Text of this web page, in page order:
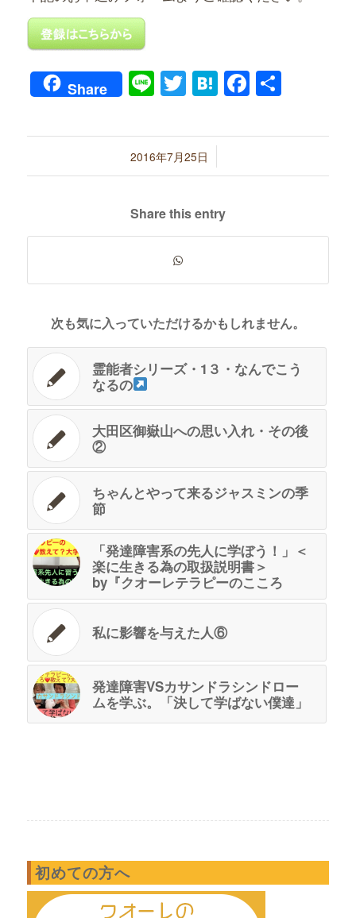
Share LineTwitter
Hatena共
2016年7月25日
/
Share this entry
次も気に入っていただけるかもしれません。
霊能者シリーズ・1３・なんでこう
なるの
大田区御嶽山への思い入れ・その後
②
ちゃんとやって来るジャスミンの季
節
「発達障害系の先人に学ぼう！」＜
楽に生きる為の取扱説明書＞
by『クオーレテラピーのこころ
私に影響を与えた人⑥
発達障害VSカサンドラシンドロー
ムを学ぶ。「決して学ばない僕達」
初めての方へ